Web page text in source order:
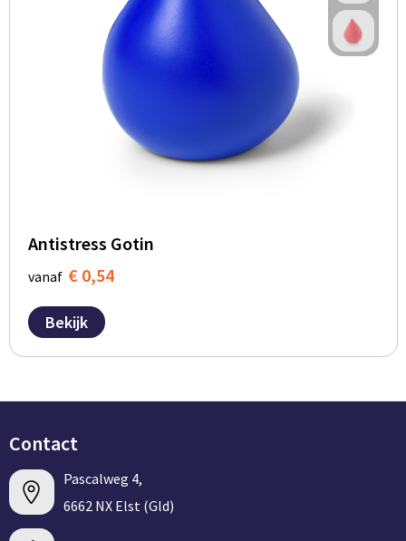
Antistress Gotin
vanaf € 0,54
Bekijk
Contact
Pascalweg 4,
6662 NX Elst (Gld)